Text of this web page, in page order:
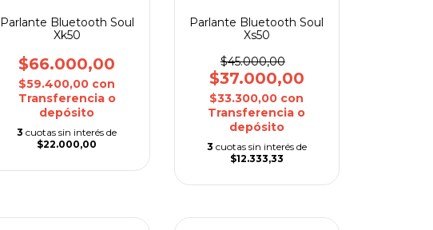
Parlante Bluetooth Soul
Xk50
$66.000,00
$59.400,00 con
Transferencia o
depósito
3 cuotas sin interés de
$22.000,00
Parlante Bluetooth Soul
Xs50
$45.000,00
$37.000,00
$33.300,00 con
Transferencia o
depósito
3 cuotas sin interés de
$12.333,33